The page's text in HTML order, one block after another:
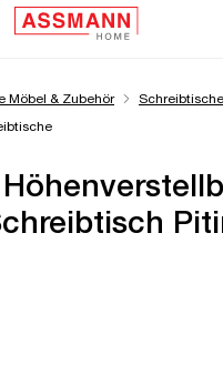
Möbel & Zubehör
Schreibtische